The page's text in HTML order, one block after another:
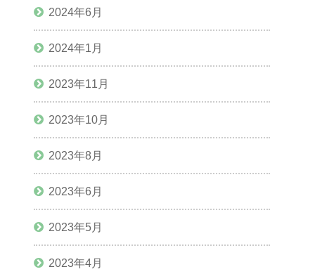
2024年6月
2024年1月
2023年11月
2023年10月
2023年8月
2023年6月
2023年5月
2023年4月